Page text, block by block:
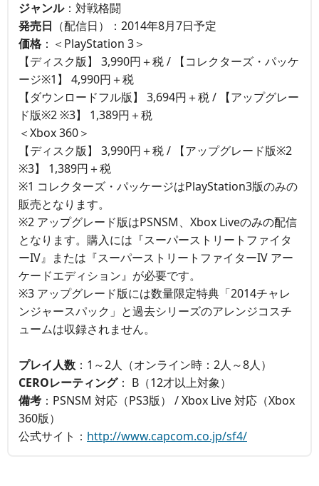
ジャンル：対戦格闘
発売日 （配信日）：2014年8月7日予定
価格 ：＜PlayStation 3＞
【ディスク版】 3,990円＋税 / 【コレクターズ・パッケ
ージ※1】 4,990円＋税
【ダウンロードフル版】 3,694円＋税 / 【アップグレー
ド版※2 ※3】 1,389円＋税
＜Xbox 360＞
【ディスク版】 3,990円＋税 / 【アップグレード版※2
※3】 1,389円＋税
※1 コレクターズ・パッケージはPlayStation3版のみの
販売となります。
※2 アップグレード版はPSNSM、Xbox Liveのみの配信
となります。購入には『スーパーストリートファイタ
ーIV』または『スーパーストリートファイターIV アー
ケードエディション』が必要です。
※3 アップグレード版には数量限定特典「2014チャレ
ンジャースパック」と過去シリーズのアレンジコスチ
ュームは収録されません。
プレイ人数 ：1～2人（オンライン時：2人～8人）
CEROレーティング： B（12才以上対象）
備考 ：PSNSM 対応（PS3版） / Xbox Live 対応（Xbox
360版）
公式サイト： http://www.capcom.co.jp/sf4/